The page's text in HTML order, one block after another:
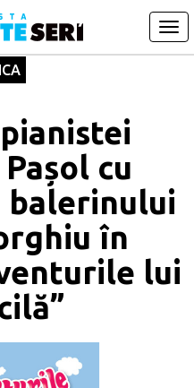
cu
balerinului
în
lui